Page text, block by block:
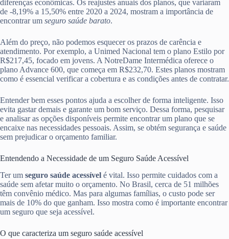
diferenças econômicas. Os reajustes anuais dos planos, que variaram
de -8,19% a 15,50% entre 2020 a 2024, mostram a importância de
encontrar um seguro saúde barato.
Além do preço, não podemos esquecer os prazos de carência e
atendimento. Por exemplo, a Unimed Nacional tem o plano Estilo por
R$217,45, focado em jovens. A NotreDame Intermédica oferece o
plano Advance 600, que começa em R$232,70. Estes planos mostram
como é essencial verificar a cobertura e as condições antes de contratar.
Entender bem esses pontos ajuda a escolher de forma inteligente. Isso
evita gastar demais e garante um bom serviço. Dessa forma, pesquisar
e analisar as opções disponíveis permite encontrar um plano que se
encaixe nas necessidades pessoais. Assim, se obtém segurança e saúde
sem prejudicar o orçamento familiar.
Entendendo a Necessidade de um Seguro Saúde Acessível
Ter um seguro saúde acessível é vital. Isso permite cuidados com a
saúde sem afetar muito o orçamento. No Brasil, cerca de 51 milhões
têm convênio médico. Mas para algumas famílias, o custo pode ser
mais de 10% do que ganham. Isso mostra como é importante encontrar
um seguro que seja acessível.
O que caracteriza um seguro saúde acessível